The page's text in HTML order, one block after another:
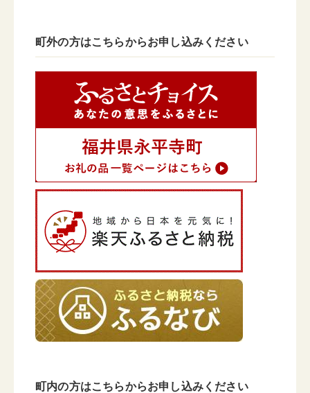
町外の方はこちらからお申し込みください
町内の方はこちらからお申し込みください